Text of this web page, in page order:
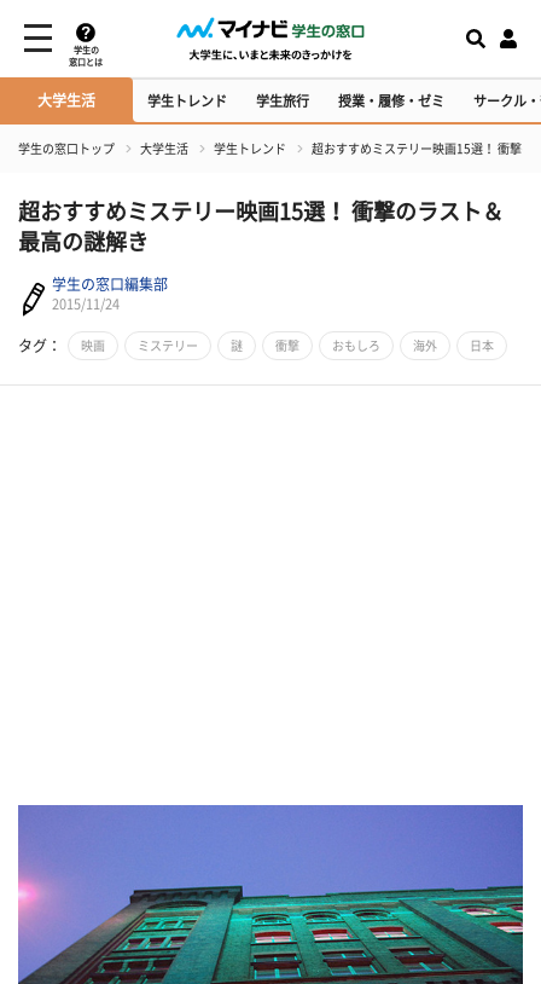
学生の
窓口とは
大学生活 学生トレンド 学生旅行 授業・履修・ゼミ サークル
学生の窓口トップ 大学生活 学生トレンド 超おすすめミステリー映画15選！ 衝撃の
超おすすめミステリー映画15選！ 衝撃のラスト＆
最高の謎解き
学生の窓口編集部
2015/11/24
タグ： 映画 ミステリー 謎 衝撃 おもしろ 海外 日本